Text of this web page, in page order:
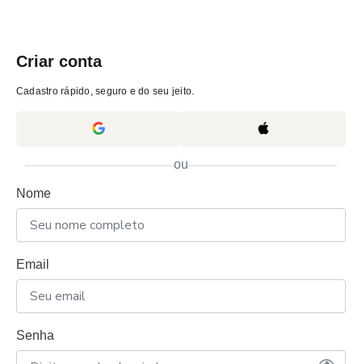
Criar conta
Cadastro rápido, seguro e do seu jeito.
ou
Nome
Email
Senha